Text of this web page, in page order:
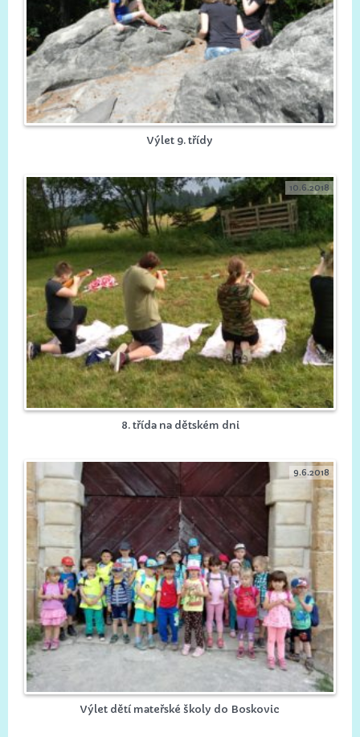
Výlet 9. třídy
10.6.2018
8. třída na dětském dni
9.6.2018
Výlet dětí mateřské školy do Boskovic